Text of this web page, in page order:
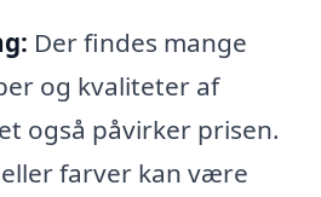
Der findes mange
og kvaliteter af
også påvirker prisen.
farver kan være